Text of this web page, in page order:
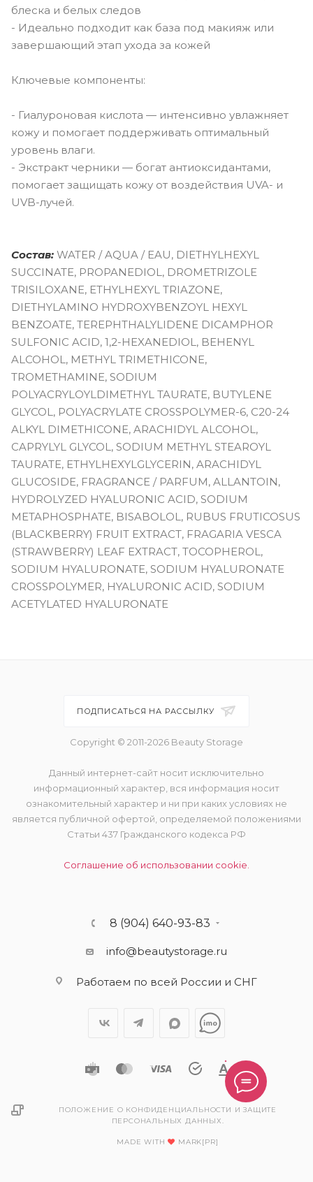
блеска и белых следов
- Идеально подходит как база под макияж или
завершающий этап ухода за кожей
Ключевые компоненты:
- Гиалуроновая кислота — интенсивно увлажняет
кожу и помогает поддерживать оптимальный
уровень влаги.
- Экстракт черники — богат антиоксидантами,
помогает защищать кожу от воздействия UVA- и
UVB-лучей.
Состав: WATER / AQUA / EAU, DIETHYLHEXYL
SUCCINATE, PROPANEDIOL, DROMETRIZOLE
TRISILOXANE, ETHYLHEXYL TRIAZONE,
DIETHYLAMINO HYDROXYBENZOYL HEXYL
BENZOATE, TEREPHTHALYLIDENE DICAMPHOR
SULFONIC ACID, 1,2-HEXANEDIOL, BEHENYL
ALCOHOL, METHYL TRIMETHICONE,
TROMETHAMINE, SODIUM
POLYACRYLOYLDIMETHYL TAURATE, BUTYLENE
GLYCOL, POLYACRYLATE CROSSPOLYMER-6, C20-24
ALKYL DIMETHICONE, ARACHIDYL ALCOHOL,
CAPRYLYL GLYCOL, SODIUM METHYL STEAROYL
TAURATE, ETHYLHEXYLGLYCERIN, ARACHIDYL
GLUCOSIDE, FRAGRANCE / PARFUM, ALLANTOIN,
HYDROLYZED HYALURONIC ACID, SODIUM
METAPHOSPHATE, BISABOLOL, RUBUS FRUTICOSUS
(BLACKBERRY) FRUIT EXTRACT, FRAGARIA VESCA
(STRAWBERRY) LEAF EXTRACT, TOCOPHEROL,
SODIUM HYALURONATE, SODIUM HYALURONATE
CROSSPOLYMER, HYALURONIC ACID, SODIUM
ACETYLATED HYALURONATE
ПОДПИСАТЬСЯ НА РАССЫЛКУ
Copyright © 2011-2026 Beauty Storage
Данный интернет-сайт носит исключительно
информационный характер, вся информация носит
ознакомительный характер и ни при каких условиях не
является публичной офертой, определяемой положениями
Статьи 437 Гражданского кодекса РФ
Соглашение об использовании cookie.
8 (904) 640-93-83
info@beautystorage.ru
Работаем по всей России и СНГ
ПОЛОЖЕНИЕ О КОНФИДЕНЦИАЛЬНОСТИ И ЗАЩИТЕ
ПЕРСОНАЛЬНЫХ ДАННЫХ.
MADE WITH MARK[PR]